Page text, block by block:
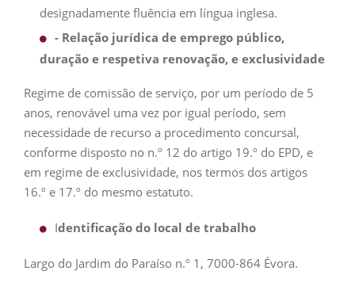
designadamente fluência em língua inglesa.
- Relação jurídica de emprego público,
duração e respetiva renovação, e exclusividade
Regime de comissão de serviço, por um período de 5
anos, renovável uma vez por igual período, sem
necessidade de recurso a procedimento concursal,
conforme disposto no n.º 12 do artigo 19.º do EPD, e
em regime de exclusividade, nos termos dos artigos
16.º e 17.º do mesmo estatuto.
Identificação do local de trabalho
Largo do Jardim do Paraíso n.º 1, 7000-864 Évora.